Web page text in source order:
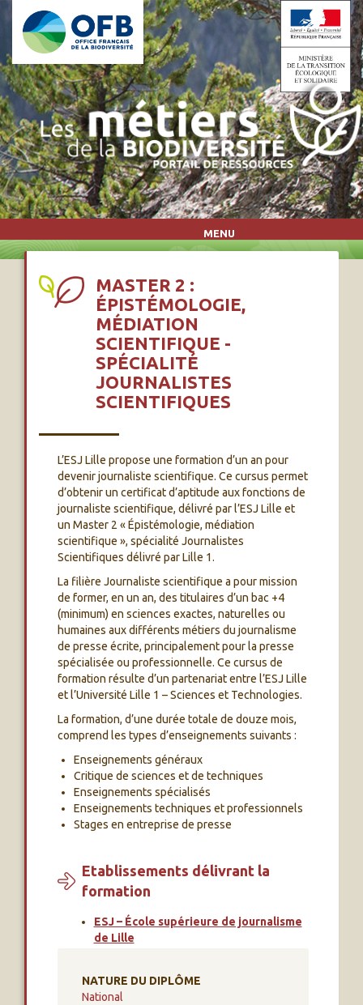
Aller au contenu principal
MENU
MASTER 2 :
ÉPISTÉMOLOGIE,
MÉDIATION
SCIENTIFIQUE -
SPÉCIALITÉ
JOURNALISTES
SCIENTIFIQUES
L’ESJ Lille propose une formation d’un an pour
devenir journaliste scientifique. Ce cursus permet
d’obtenir un certificat d’aptitude aux fonctions de
journaliste scientifique, délivré par l’ESJ Lille et
un Master 2 « Épistémologie, médiation
scientifique », spécialité Journalistes
Scientifiques délivré par Lille 1.
La filière Journaliste scientifique a pour mission
de former, en un an, des titulaires d’un bac +4
(minimum) en sciences exactes, naturelles ou
humaines aux différents métiers du journalisme
de presse écrite, principalement pour la presse
spécialisée ou professionnelle. Ce cursus de
formation résulte d’un partenariat entre l’ESJ Lille
et l’Université Lille 1 – Sciences et Technologies.
La formation, d’une durée totale de douze mois,
comprend les types d’enseignements suivants :
Enseignements généraux
Critique de sciences et de techniques
Enseignements spécialisés
Enseignements techniques et professionnels
Stages en entreprise de presse
Etablissements délivrant la
formation
ESJ – École supérieure de journalisme
de Lille
NATURE DU DIPLÔME
National